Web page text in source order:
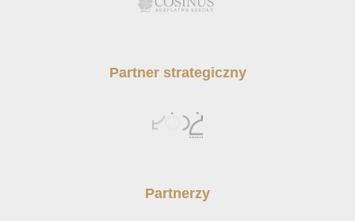
Partner strategiczny
Partnerzy